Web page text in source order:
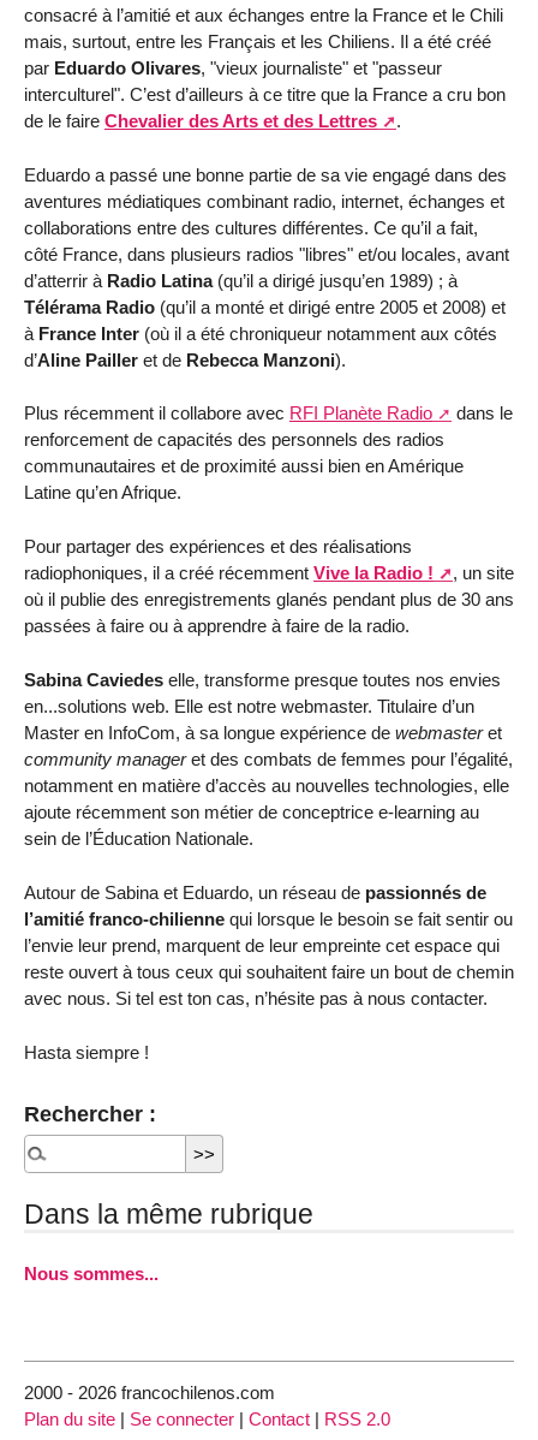
consacré à l’amitié et aux échanges entre la France et le Chili
mais, surtout, entre les Français et les Chiliens. Il a été créé
par Eduardo Olivares, "vieux journaliste" et "passeur
interculturel". C’est d’ailleurs à ce titre que la France a cru bon
de le faire Chevalier des Arts et des Lettres .
Eduardo a passé une bonne partie de sa vie engagé dans des
aventures médiatiques combinant radio, internet, échanges et
collaborations entre des cultures différentes. Ce qu’il a fait,
côté France, dans plusieurs radios "libres" et/ou locales, avant
d’atterrir à Radio Latina(qu’il a dirigé jusqu’en 1989) ; à
Télérama Radio (qu’il a monté et dirigé entre 2005 et 2008) et
à France Inter (où il a été chroniqueur notamment aux côtés
d’Aline Pailler et de Rebecca Manzoni).
Plus récemment il collabore avec RFI Planète Radio
dans le
renforcement de capacités des personnels des radios
communautaires et de proximité aussi bien en Amérique
Latine qu’en Afrique.
Pour partager des expériences et des réalisations
radiophoniques, il a créé récemment Vive la Radio !
, un site
où il publie des enregistrements glanés pendant plus de 30 ans
passées à faire ou à apprendre à faire de la radio.
Sabina Caviedes elle, transforme presque toutes nos envies
en...solutions web. Elle est notre webmaster. Titulaire d’un
Master en InfoCom, à sa longue expérience de webmasteret
community manageret des combats de femmes pour l’égalité,
notamment en matière d’accès au nouvelles technologies, elle
ajoute récemment son métier de conceptrice e-learning au
sein de l’Éducation Nationale.
Autour de Sabina et Eduardo, un réseau de passionnés de
l’amitié franco-chilienne qui lorsque le besoin se fait sentir ou
l’envie leur prend, marquent de leur empreinte cet espace qui
reste ouvert à tous ceux qui souhaitent faire un bout de chemin
avec nous. Si tel est ton cas, n’hésite pas à nous contacter.
Hasta siempre !
Rechercher :
Dans la même rubrique
Nous sommes...
2000 - 2026 francochilenos.com
Plan du site | Se connecter | Contact | RSS 2.0